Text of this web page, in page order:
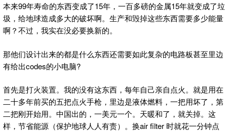
本来99年寿命的东西变成了15年，一百多磅的金属15年就变成了垃
圾，给地球造成多大的破坏啊。生产和毁掉这些东西需要多少能量
啊？不过，我实在没必要换新的。
那他们设计出来的都是什么东西还需要如此复杂的电路板甚至里边
有给出codes的小电脑?
首先是打火装置。我的没有这东西，每年自己亲自点火。就是用在
二十多年前买的五把点火手枪，里边是液体燃料，一把用坏了，第
二把刚开始用。中国出的，一美元一个。天暖和了，就关掉。这
样，节省能源（保护地球人人有责）。换air filter 时就花一分钟点